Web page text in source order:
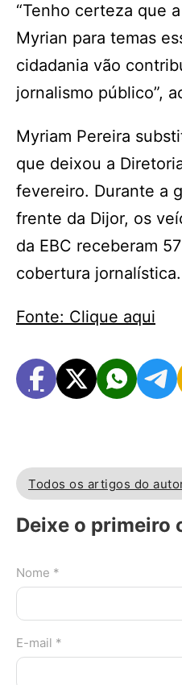
“Tenho certeza que
Myrian para temas
cidadania vão
jornalismo público”,
Myriam Pereira
que deixou a
fevereiro. Durante a
frente da Dijor, os
da EBC receberam
cobertura jornalística.
Fonte: Clique aqui
Todos os artigos do
Deixe o primeiro
Nome *
E-mail *